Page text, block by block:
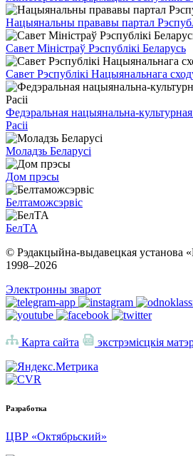
Нацыянальны прававы партал
Савет Міністраў Рэспублікі Беларусь
Савет Рэспублікі Нацыянальнага
Федэральная нацыянальна-
Расіі
Моладзь Беларусі
Дом прэсы
Белтаможсэрвіс
БелТА
© Рэдакцыйна-выдавецкая установа
1998–2026
Электронны зварот
Карта сайта экстрэмісцкія
Разработка
ЦВР «Октябрьский»